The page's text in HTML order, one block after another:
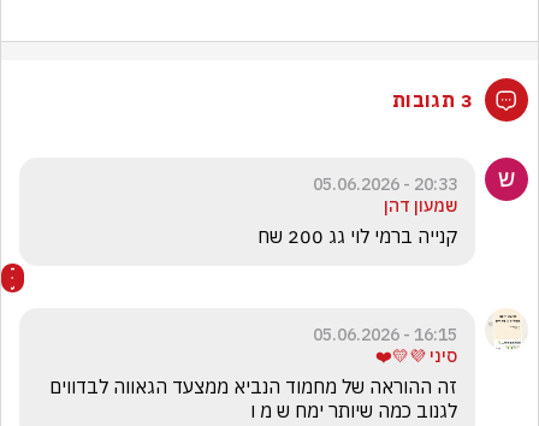
3 תגובות
20:33 - 05.06.2026
שמעון דהן
קנייה ברמי לוי גג 200 שח
16:15 - 05.06.2026
סיני 💜💛❤️
לגנוב כמה שיותר ימח ש מ ו